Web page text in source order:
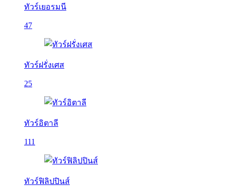
ทัวร์เยอรมนี
47
ทัวร์ฝรั่งเศส
25
ทัวร์อิตาลี
111
ทัวร์ฟิลิปปินส์